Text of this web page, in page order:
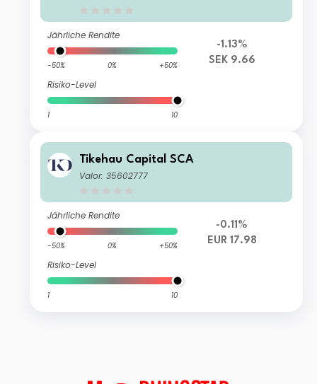
Jährliche Rendite
-50% 0% +50%
Risiko-Level
1 10
-1.13%
SEK 9.66
Tikehau Capital SCA
Valor: 35602777
Jährliche Rendite
-50% 0% +50%
Risiko-Level
1 10
-0.11%
EUR 17.98